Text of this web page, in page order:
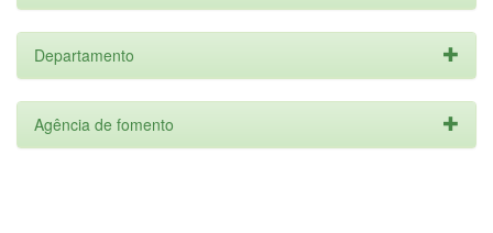
Departamento
Agência de fomento